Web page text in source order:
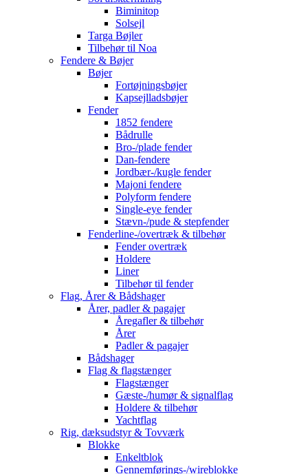
Biminitop
Solsejl
Targa Bøjler
Tilbehør til Noa
Fendere & Bøjer
Bøjer
Fortøjningsbøjer
Kapsejlladsbøjer
Fender
1852 fendere
Bådrulle
Bro-/plade fender
Dan-fendere
Jordbær-/kugle fender
Majoni fendere
Polyform fendere
Single-eye fender
Stævn-/pude & stepfender
Fenderline-/overtræk & tilbehør
Fender overtræk
Holdere
Liner
Tilbehør til fender
Flag, Årer & Bådshager
Årer, padler & pagajer
Åregafler & tilbehør
Årer
Padler & pagajer
Bådshager
Flag & flagstænger
Flagstænger
Gæste-/humør & signalflag
Holdere & tilbehør
Yachtflag
Rig, dæksudstyr & Tovværk
Blokke
Enkeltblok
Gennemførings-/wireblokke